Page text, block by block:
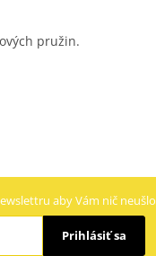
pružin.
aby Vám nič neušlo
Prihlásiť sa